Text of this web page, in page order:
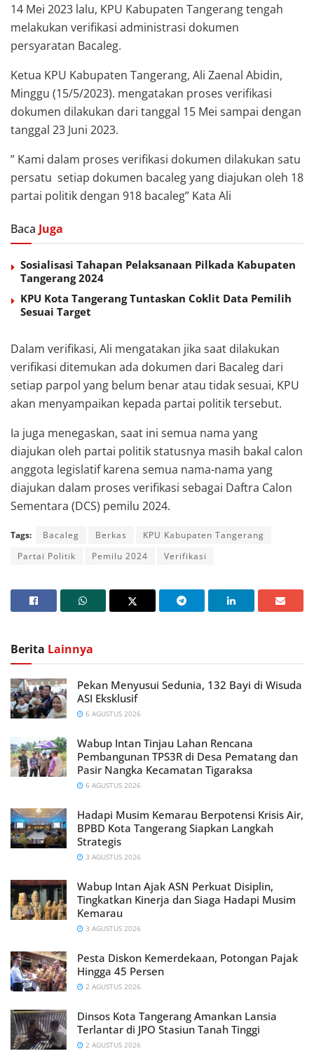
14 Mei 2023 lalu, KPU Kabupaten Tangerang tengah
melakukan verifikasi administrasi dokumen
persyaratan Bacaleg.
Ketua KPU Kabupaten Tangerang, Ali Zaenal Abidin,
Minggu (15/5/2023). mengatakan proses verifikasi
dokumen dilakukan dari tanggal 15 Mei sampai dengan
tanggal 23 Juni 2023.
” Kami dalam proses verifikasi dokumen dilakukan satu
persatu setiap dokumen bacaleg yang diajukan oleh 18
partai politik dengan 918 bacaleg” Kata Ali
Baca Juga
Sosialisasi Tahapan Pelaksanaan Pilkada Kabupaten
Tangerang 2024
KPU Kota Tangerang Tuntaskan Coklit Data Pemilih
Sesuai Target
Dalam verifikasi, Ali mengatakan jika saat dilakukan
verifikasi ditemukan ada dokumen dari Bacaleg dari
setiap parpol yang belum benar atau tidak sesuai, KPU
akan menyampaikan kepada partai politik tersebut.
Ia juga menegaskan, saat ini semua nama yang
diajukan oleh partai politik statusnya masih bakal calon
anggota legislatif karena semua nama-nama yang
diajukan dalam proses verifikasi sebagai Daftra Calon
Sementara (DCS) pemilu 2024.
Tags: Bacaleg Berkas
KPU Kabupaten Tangerang
Partai Politik
Pemilu 2024 Verifikasi
Berita Lainnya
Pekan Menyusui Sedunia, 132 Bayi di Wisuda
ASI Eksklusif
6 AGUSTUS 2026
Wabup Intan Tinjau Lahan Rencana
Pembangunan TPS3R di Desa Pematang dan
Pasir Nangka Kecamatan Tigaraksa
6 AGUSTUS 2026
Hadapi Musim Kemarau Berpotensi Krisis Air,
BPBD Kota Tangerang Siapkan Langkah
Strategis
3 AGUSTUS 2026
Wabup Intan Ajak ASN Perkuat Disiplin,
Tingkatkan Kinerja dan Siaga Hadapi Musim
Kemarau
3 AGUSTUS 2026
Pesta Diskon Kemerdekaan, Potongan Pajak
Hingga 45 Persen
2 AGUSTUS 2026
Dinsos Kota Tangerang Amankan Lansia
Terlantar di JPO Stasiun Tanah Tinggi
2 AGUSTUS 2026